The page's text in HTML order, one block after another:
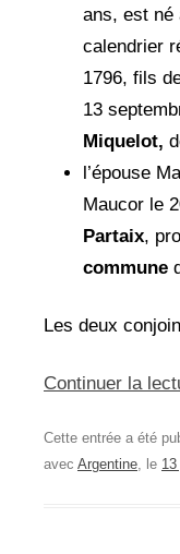
ans, est né
calendrier
1796, fils
13
Miquelot,
l’épouse
Maucor le
Partaix,
commune
Les deux
Continuer la
Cette entrée a été
avec Argentine, le